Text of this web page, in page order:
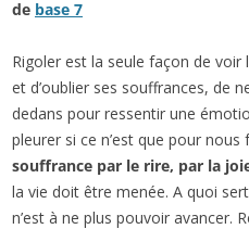
de base 7
Rigoler est la seule façon de
et d’oublier ses souffrances, de
dedans pour ressentir une
pleurer si ce n’est que pour nous
souffrance par le rire, par la
la vie doit être menée. A quoi
n’est à ne plus pouvoir avancer.